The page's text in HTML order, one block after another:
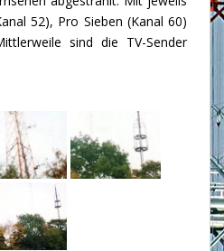
52), Pro Sieben (Kanal 60)
sind die TV-Sender